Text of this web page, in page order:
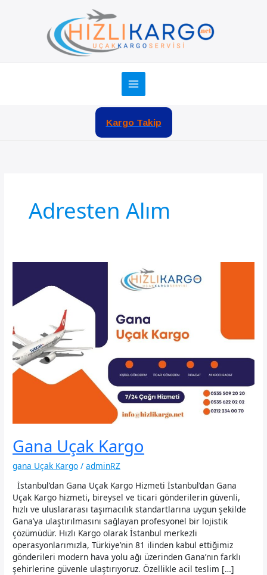
Kargo Takip
Adresten Alım
Gana Uçak Kargo
gana Uçak Kargo /adminRZ
İstanbul’dan Gana Uçak Kargo Hizmeti İstanbul’dan Gana
Uçak Kargo hizmeti, bireysel ve ticari gönderilerin güvenli,
hızlı ve uluslararası taşımacılık standartlarına uygun şekilde
Gana’ya ulaştırılmasını sağlayan profesyonel bir lojistik
çözümüdür. Hızlı Kargo olarak İstanbul merkezli
operasyonlarımızla, Türkiye’nin 81 ilinden kabul ettiğimiz
gönderileri modern hava yolu ağı üzerinden Gana’nın farklı
şehirlerine güvenle ulaştırıyoruz. Özellikle acil teslim […]